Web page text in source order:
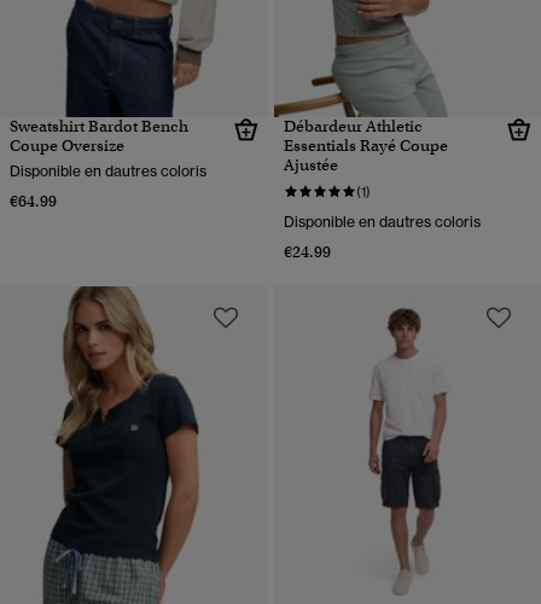
Sweatshirt Bardot Bench
Coupe Oversize
Disponible en dautres coloris
€64.99
Débardeur Athletic
Essentials Rayé Coupe
Ajustée
(1)
Disponible en dautres coloris
€24.99